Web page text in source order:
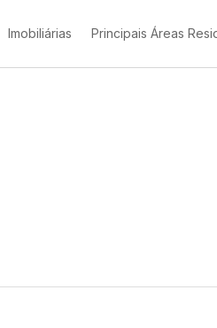
Imobiliárias Principais Áreas